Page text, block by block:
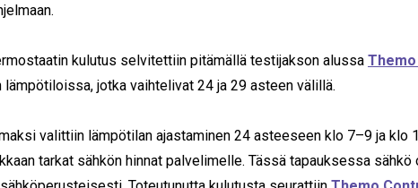
kulutus selvitettiin pitämällä testijakson alussa
lämpötiloissa, jotka vaihtelivat 24 ja 29 asteen välillä.
valittiin lämpötilan ajastaminen 24 asteeseen klo 7–9 ja klo
tarkat sähkön hinnat palvelimelle. Tässä tapauksessa